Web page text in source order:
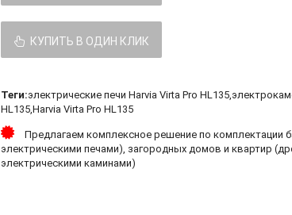
КУПИТЬ В ОДИН КЛИК
Теги:электрические печи Harvia Virta Pro HL135,
HL135,Harvia Virta Pro HL135
Предлагаем комплексное решение по комплектации
электрическими печами), загородных домов и квартир
электрическими каминами)